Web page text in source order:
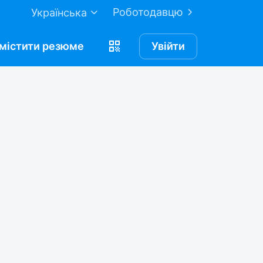
Роботодавцю
Українська
резюме Увійти